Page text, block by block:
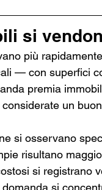
si
più
— con superfici
premia
un
si osservano
risultano
si registrano
si